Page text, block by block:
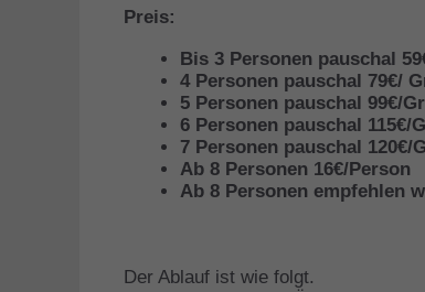
Preis:
Bis 3 Personen pauschal
4 Personen pauschal 79€/
5 Personen pauschal 99€/
6 Personen pauschal 115€/
7 Personen pauschal 120€/
Ab 8 Personen 16€/Person
Ab 8 Personen empfehlen
Der Ablauf ist wie folgt.